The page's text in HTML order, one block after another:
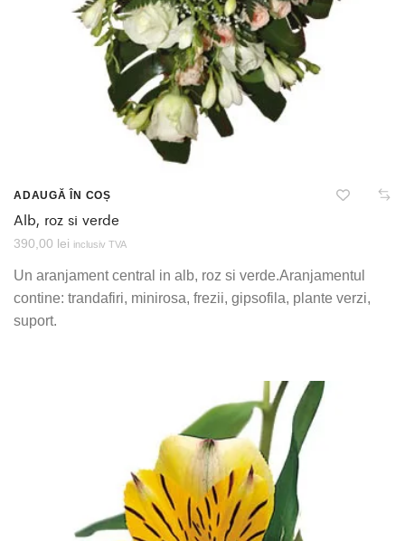
ADAUGĂ ÎN COȘ
Alb, roz si verde
390,00 lei inclusiv TVA
Un aranjament central in alb, roz si verde.Aranjamentul
contine: trandafiri, minirosa, frezii, gipsofila, plante verzi,
suport.